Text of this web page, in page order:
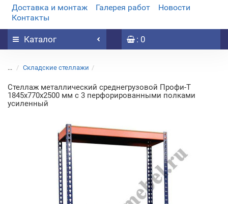
Доставка и монтаж Галерея работ
Новости
Контакты
Каталог : 0
... Складские стеллажи
Стеллаж металлический среднегрузовой Профи-Т
1845х770х2500 мм с 3 перфорированными полками
усиленный